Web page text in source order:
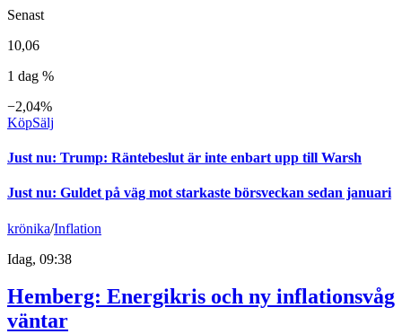
Senast
10,06
1 dag %
−2,04%
KöpSälj
Just nu: Trump: Räntebeslut är inte enbart upp till Warsh
Just nu: Guldet på väg mot starkaste börsveckan sedan januari
krönika/Inflation
Idag, 09:38
Hemberg: Energikris och ny inflationsvåg
väntar